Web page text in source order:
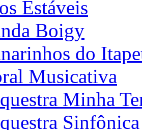
Estáveis
Boigy
do
Musicativa
Minha